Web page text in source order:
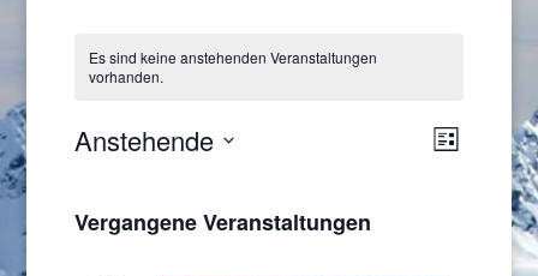
Es sind keine anstehenden Veranstaltungen
vorhanden.
Liste
Anstehende
Vergangene Veranstaltungen